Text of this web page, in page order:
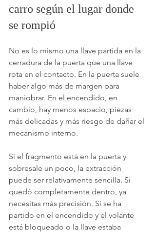
carro según el lugar donde
se rompió
No es lo mismo una llave partida en la
cerradura de la puerta que una llave
rota en el contacto. En la puerta suele
haber algo más de margen para
maniobrar. En el encendido, en
cambio, hay menos espacio, piezas
más delicadas y más riesgo de dañar el
mecanismo interno.
Si el fragmento está en la puerta y
sobresale un poco, la extracción
puede ser relativamente sencilla. Si
quedó completamente dentro, ya
necesitas más precisión. Si se ha
partido en el encendido y el volante
está bloqueado o la llave estaba